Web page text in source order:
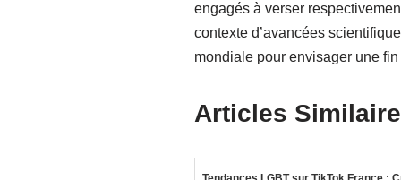
engagés à verser
contexte d’avancées
mondiale pour envisager une
Articles